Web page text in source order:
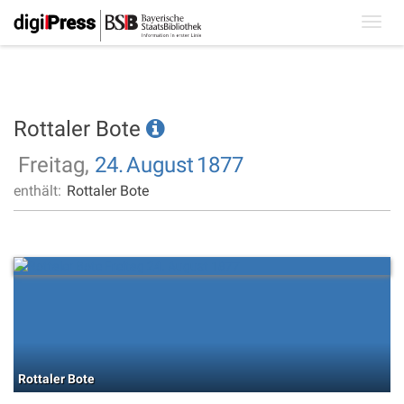
Rottaler Bote
Freitag, 24.August 1877
enthält: Rottaler Bote
Rottaler Bote